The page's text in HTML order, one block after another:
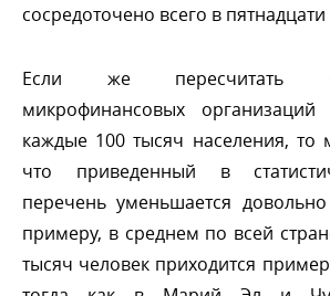
сосредоточено всего в
Если же пересчитать
микрофинансовых
каждые 100 тысяч населения, то
что приведенный в
перечень уменьшается
примеру, в среднем по всей
тысяч человек приходится